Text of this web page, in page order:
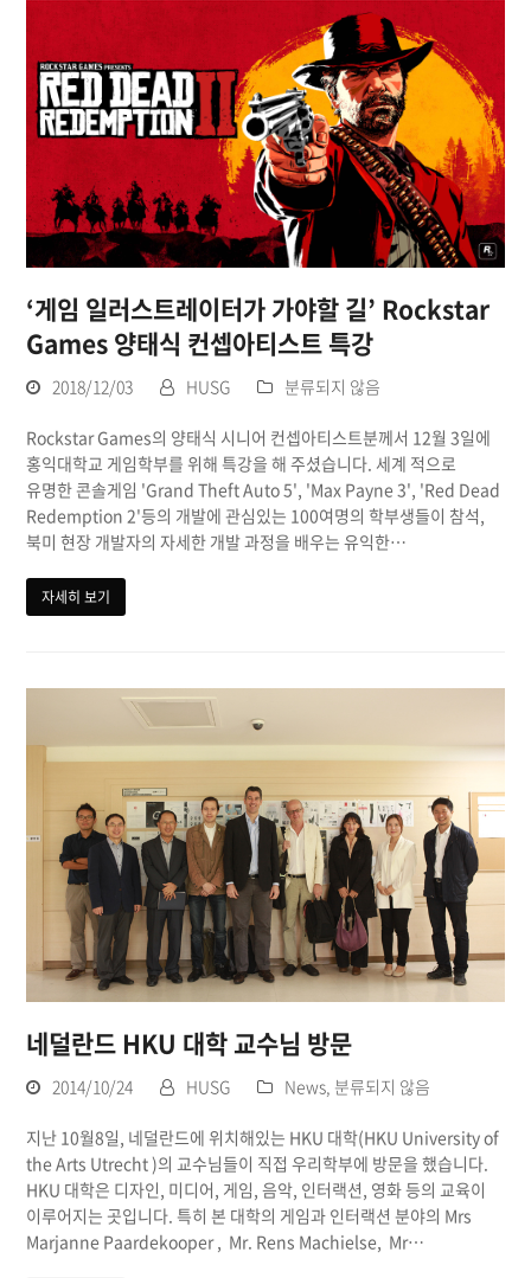
‘게임 일러스트레이터가 가야할 길’ Rockstar
Games 양태식 컨셉아티스트 특강
2018/12/03 HUSG 분류되지 않음
Rockstar Games의 양태식 시니어 컨셉아티스트분께서 12월 3일에
홍익대학교 게임학부를 위해 특강을 해 주셨습니다. 세계 적으로
유명한 콘솔게임 'Grand Theft Auto 5', 'Max Payne 3', 'Red Dead
Redemption 2'등의 개발에 관심있는 100여명의 학부생들이 참석,
북미 현장 개발자의 자세한 개발 과정을 배우는 유익한…
자세히 보기
네덜란드 HKU 대학 교수님 방문
2014/10/24 HUSG News, 분류되지 않음
지난 10월8일, 네덜란드에 위치해있는 HKU 대학(HKU University of
the Arts Utrecht )의 교수님들이 직접 우리학부에 방문을 했습니다.
HKU 대학은 디자인, 미디어, 게임, 음악, 인터랙션, 영화 등의 교육이
이루어지는 곳입니다. 특히 본 대학의 게임과 인터랙션 분야의 Mrs
Marjanne Paardekooper , Mr. Rens Machielse, Mr…